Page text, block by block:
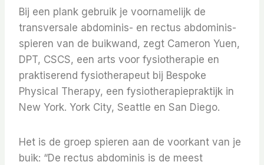
Bij een plank gebruik je voornamelijk de
transversale abdominis- en rectus abdominis-
spieren van de buikwand, zegt Cameron Yuen,
DPT, CSCS, een arts voor fysiotherapie en
praktiserend fysiotherapeut bij Bespoke
Physical Therapy, een fysiotherapiepraktijk in
New York. York City, Seattle en San Diego.
Het is de groep spieren aan de voorkant van je
buik: “De rectus abdominis is de meest